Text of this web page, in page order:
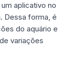
aplicativo no
Dessa forma, é
do aquário e
variações